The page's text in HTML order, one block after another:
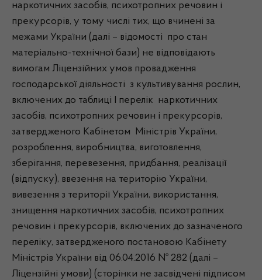
наркотичних засобів, психотропних речовин і
прекурсорів, у тому числі тих, що вчинені за
межами України (далі – відомості про стан
матеріально-технічної бази) не відповідають
вимогам Ліцензійних умов провадження
господарської діяльності з культивування рослин,
включених до таблиці I перелік наркотичних
засобів, психотропних речовин і прекурсорів,
затвердженого Кабінетом Міністрів України,
розроблення, виробництва, виготовлення,
зберігання, перевезення, придбання, реалізації
(відпуску), ввезення на територію України,
вивезення з території України, використання,
знищення наркотичних засобів, психотропних
речовин і прекурсорів, включених до зазначеного
переліку, затвердженого постановою Кабінету
Міністрів України від 06.04.2016 № 282 (далі –
Ліцензійні умови) (сторінки не засвідчені підписом